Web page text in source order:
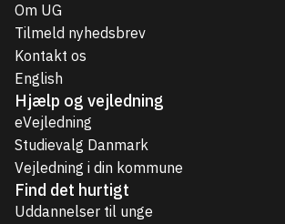
Om UG
Tilmeld nyhedsbrev
Kontakt os
English
Hjælp og vejledning
eVejledning
Studievalg Danmark
Vejledning i din kommune
Find det hurtigt
Uddannelser til unge